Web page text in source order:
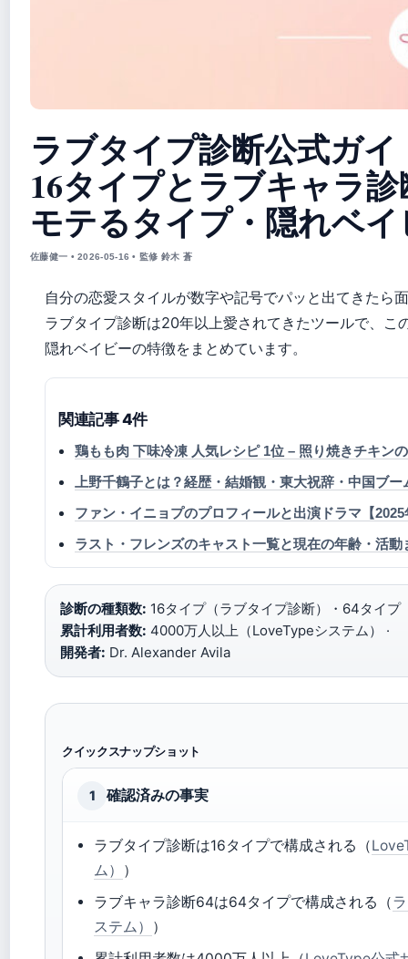
ラブタイプ診断公式ガイ
16タイプとラブキャラ
モテるタイプ・隠れベ
佐藤健一 • 2026-05-16 • 監修 鈴木 蒼
自分の恋愛スタイルが数字や記号でパッと出てきたら
ラブタイプ診断は20年以上愛されてきたツールで、
隠れベイビーの特徴をまとめています。
関連記事 4件
鶏もも肉 下味冷凍 人気レシピ 1位 – 照り焼きチキン
上野千鶴子とは？経歴・結婚観・東大祝辞・中国ブ
ファン・イニョプのプロフィールと出演ドラマ【
ラスト・フレンズのキャスト一覧と現在の年齢・活
診断の種類数: 16タイプ（ラブタイプ診断）・64タイプ
累計利用者数: 4000万人以上（LoveTypeシステム） ·
開発者: Dr. Alexander Avila
クイックスナップショット
1 確認済みの事実
ラブタイプ診断は16タイプで構成される（
ム） ）
ラブキャラ診断64は64タイプで構成される（
ステム） ）